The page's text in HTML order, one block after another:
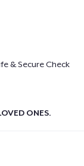
& Secure Check
ONES.